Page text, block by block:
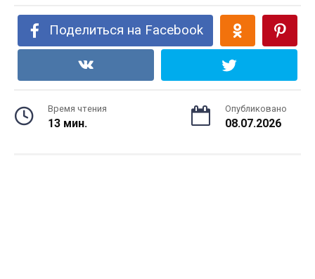
Поделиться на Facebook
Время чтения
13 мин.
Опубликовано
08.07.2026